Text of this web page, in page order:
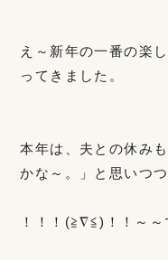
え～新年の一番の楽
ってきました。
本年は、夫との休み
かな～。」と思いつ
！！！(≧∇≦)！！～～